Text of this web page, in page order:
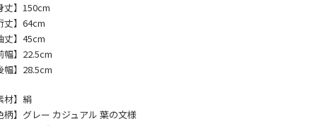
丈】150cm
丈】64cm
丈】45cm
幅】22.5cm
幅】28.5cm
材】絹
柄】グレー カジュアル 葉の文様